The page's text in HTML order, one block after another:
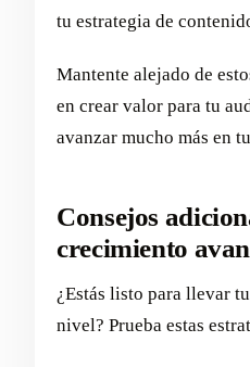
tu estrategia de
Mantente alejado de
en crear valor para tu
avanzar mucho más en
Consejos
crecimiento
¿Estás listo para llevar
nivel? Prueba estas